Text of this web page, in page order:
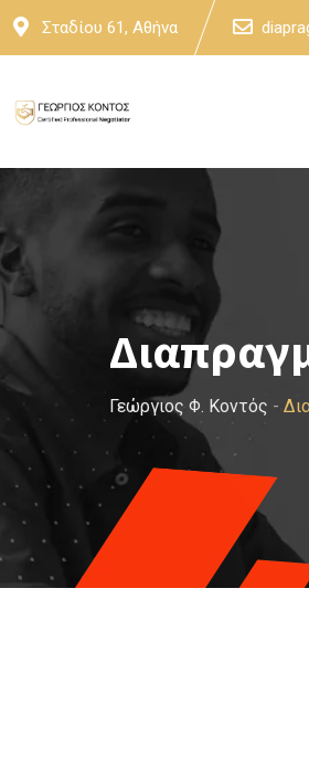
Skip
Σταδίου 61, Αθήνα
Γεώργιος Φ. Κοντός -